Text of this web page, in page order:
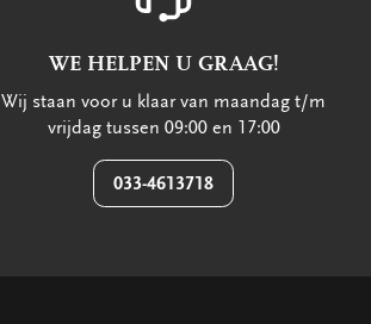
WE HELPEN U GRAAG!
Wij staan voor u klaar van maandag t/m
vrijdag tussen 09:00 en 17:00
033-4613718